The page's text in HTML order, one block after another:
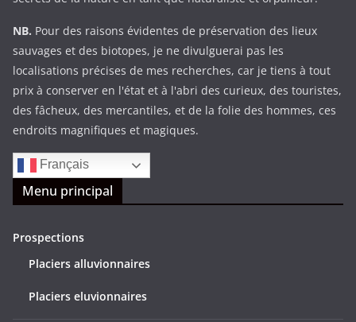
NB. Pour des raisons évidentes de préservation des lieux
sauvages et des biotopes, je ne divulguerai pas les
localisations précises de mes recherches, car je tiens à tout
prix à conserver en l'état et à l'abri des curieux, des touristes,
des fâcheux, des mercantiles, et de la folie des hommes, ces
endroits magnifiques et magiques.
Français
Menu principal
Prospections
Placiers alluvionnaires
Placiers eluvionnaires